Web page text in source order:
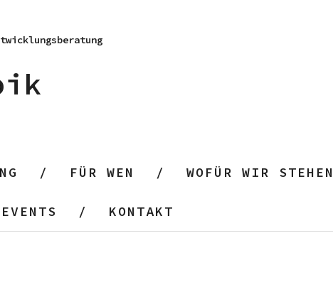
FÜR WEN WOFÜR WIR STEHEN
EVENTS KONTAKT